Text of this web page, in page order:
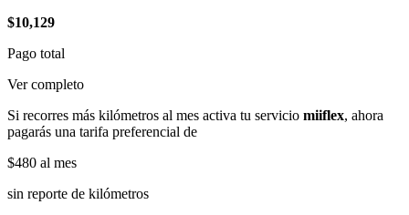
$10,129
Pago total
Ver completo
Si recorres más kilómetros al mes activa tu servicio miiflex, ahora
pagarás una tarifa preferencial de
$480 al mes
sin reporte de kilómetros